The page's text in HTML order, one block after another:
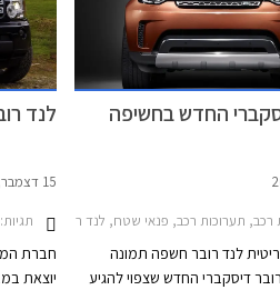
החדש בחשיפה
תערוכות רכב, פנאי שטח, לנד רובר, לנד רובר דיסקברי 4 2012-
לנד רובר חשפה תמונה
דיסקברי החדש שצפוי להגיע
לנד רובר
15 דצמבר, 2015
תגיות:
חברת